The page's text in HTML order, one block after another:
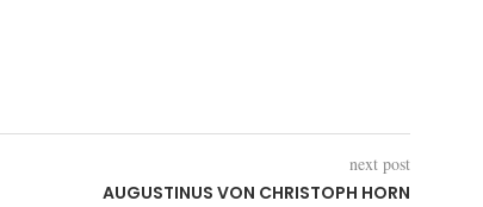
next post
AUGUSTINUS VON CHRISTOPH HORN